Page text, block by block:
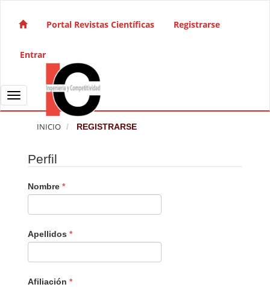
Navegación principal
Barra lateral
Portal Revistas Científicas Registrarse
Entrar
Toggle navigation
INICIO REGISTRARSE
Perfil
Nombre*Obligatorio
Apellidos*Obligatorio
Afiliación*Obligatorio